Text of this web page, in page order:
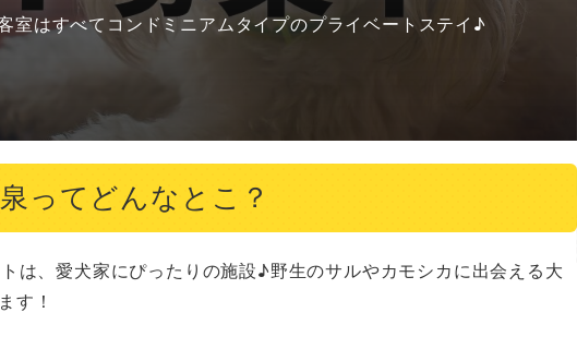
はすべてコンドミニアムタイプのプライベートステイ♪
ってどんなとこ？
は、愛犬家にぴったりの施設♪野生のサルやカモシカに出会える大
す！